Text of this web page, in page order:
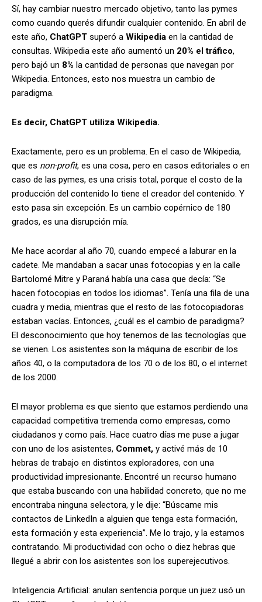
Sí, hay cambiar nuestro mercado objetivo, tanto las pymes
como cuando querés difundir cualquier contenido. En abril de
este año, ChatGPT superó a Wikipedia en la cantidad de
consultas. Wikipedia este año aumentó un 20% el tráfico,
pero bajó un 8% la cantidad de personas que navegan por
Wikipedia. Entonces, esto nos muestra un cambio de
paradigma.
Es decir, ChatGPT utiliza Wikipedia.
Exactamente, pero es un problema. En el caso de Wikipedia,
que es non-profit, es una cosa, pero en casos editoriales o en
caso de las pymes, es una crisis total, porque el costo de la
producción del contenido lo tiene el creador del contenido. Y
esto pasa sin excepción. Es un cambio copérnico de 180
grados, es una disrupción mía.
Me hace acordar al año 70, cuando empecé a laburar en la
cadete. Me mandaban a sacar unas fotocopias y en la calle
Bartolomé Mitre y Paraná había una casa que decía: “Se
hacen fotocopias en todos los idiomas”. Tenía una fila de una
cuadra y media, mientras que el resto de las fotocopiadoras
estaban vacías. Entonces, ¿cuál es el cambio de paradigma?
El desconocimiento que hoy tenemos de las tecnologías que
se vienen. Los asistentes son la máquina de escribir de los
años 40, o la computadora de los 70 o de los 80, o el internet
de los 2000.
El mayor problema es que siento que estamos perdiendo una
capacidad competitiva tremenda como empresas, como
ciudadanos y como país. Hace cuatro días me puse a jugar
con uno de los asistentes, Commet, y activé más de 10
hebras de trabajo en distintos exploradores, con una
productividad impresionante. Encontré un recurso humano
que estaba buscando con una habilidad concreto, que no me
encontraba ninguna selectora, y le dije: “Búscame mis
contactos de LinkedIn a alguien que tenga esta formación,
esta formación y esta experiencia”. Me lo trajo, y la estamos
contratando. Mi productividad con ocho o diez hebras que
llegué a abrir con los asistentes son los superejecutivos.
Inteligencia Artificial: anulan sentencia porque un juez usó un